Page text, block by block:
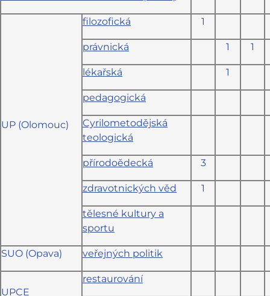
UP (Olomouc)
filozofická 1
právnická 1 1
lékařská 1
pedagogická
Cyrilometodějská
teologická
přírodoědecká 3
zdravotnických věd 1
tělesné kultury a
sportu
SUO (Opava) veřejných politik
UPCE
restaurování